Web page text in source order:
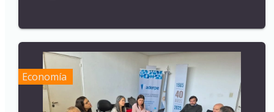
Economía